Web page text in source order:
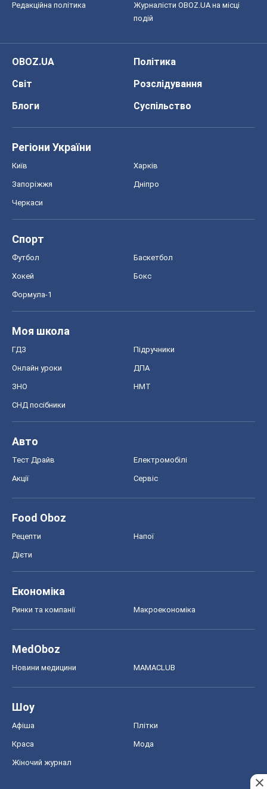
Редакційна політика
Журналісти OBOZ.UA на місці
подій
OBOZ.UA
Політика
Світ
Розслідування
Блоги
Суспільство
Регіони України
Київ Харків
Запоріжжя Дніпро
Черкаси
Спорт
Футбол Баскетбол
Хокей Бокс
Формула-1
Моя школа
ГДЗ Підручники
Онлайн уроки ДПА
ЗНО НМТ
СНД посібники
Авто
Тест Драйв Електромобілі
Акції Сервіс
Food Oboz
Рецепти Напої
Дієти
Економіка
Ринки та компанії Макроекономіка
MedOboz
Новини медицини MAMACLUB
Шоу
Афіша Плітки
Краса Мода
Жіночий журнал